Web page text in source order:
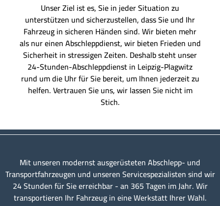
Unser Ziel ist es, Sie in jeder Situation zu
unterstützen und sicherzustellen, dass Sie und Ihr
Fahrzeug in sicheren Händen sind. Wir bieten mehr
als nur einen Abschleppdienst, wir bieten Frieden und
Sicherheit in stressigen Zeiten. Deshalb steht unser
24-Stunden-Abschleppdienst in Leipzig-Plagwitz
rund um die Uhr für Sie bereit, um Ihnen jederzeit zu
helfen. Vertrauen Sie uns, wir lassen Sie nicht im
Stich.
Mit unseren modernst ausgerüsteten Abschlepp- und
Transportfahrzeugen und unseren Servicespezialisten sind wir
24 Stunden für Sie erreichbar - an 365 Tagen im Jahr. Wir
transportieren Ihr Fahrzeug in eine Werkstatt Ihrer Wahl.